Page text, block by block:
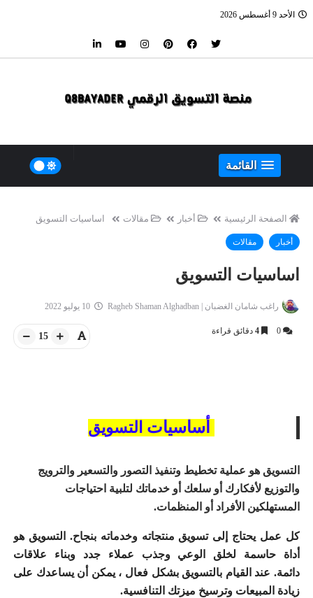
الأحد 9 أغسطس 2026
القائمة
الصفحة الرئيسية أخبار مقالات اساسيات التسويق
أخبار مقالات
اساسيات التسويق
راغب شامان الغضبان | Ragheb Shaman Alghadban
0
4 دقائق قراءة 15
أساسيات التسويق
التسويق هو عملية تخطيط وتنفيذ التصور والتسعير والترويج
والتوزيع لأفكارك أو سلعك أو خدماتك لتلبية احتياجات
المستهلكين الأفراد أو المنظمات.
كل عمل يحتاج إلى تسويق منتجاته وخدماته بنجاح.
التسويق هو
أداة حاسمة لخلق الوعي وجذب عملاء جدد وبناء علاقات
دائمة. عند القيام بالتسويق بشكل فعال ، يمكن أن يساعدك على
زيادة المبيعات وترسيخ ميزتك التنافسية.